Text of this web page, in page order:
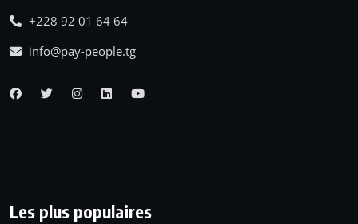
+228 92 01 64 64
info@pay-people.tg
Les plus populaires